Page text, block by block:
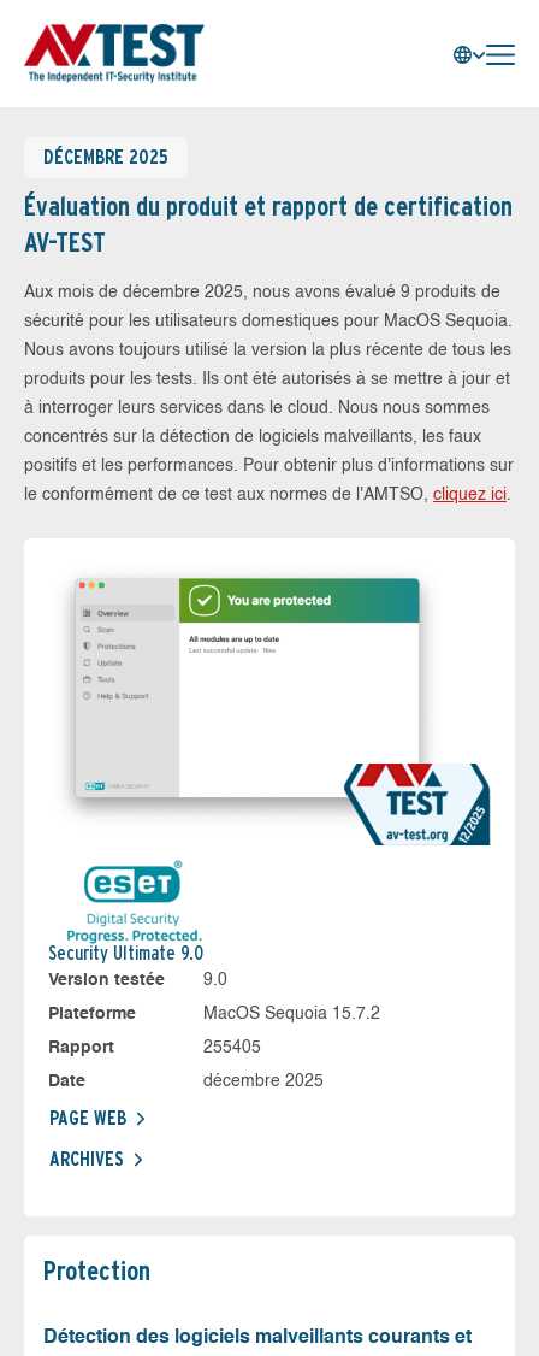
DÉCEMBRE 2025
Évaluation du produit et rapport de certification
AV-TEST
Aux mois de décembre 2025, nous avons évalué 9 produits de
sécurité pour les utilisateurs domestiques pour MacOS Sequoia.
Nous avons toujours utilisé la version la plus récente de tous les
produits pour les tests. Ils ont été autorisés à se mettre à jour et
à interroger leurs services dans le cloud. Nous nous sommes
concentrés sur la détection de logiciels malveillants, les faux
positifs et les performances. Pour obtenir plus d'informations sur
le conformément de ce test aux normes de l'AMTSO, cliquez ici.
Security Ultimate 9.0
Version testée
9.0
Plateforme
MacOS Sequoia 15.7.2
Rapport
255405
Date
décembre 2025
PAGE WEB
ARCHIVES
Protection
Détection des logiciels malveillants courants et